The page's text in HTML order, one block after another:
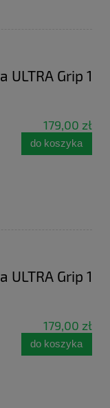
Grip 1
179,00 zł
do koszyka
Grip 1
179,00 zł
do koszyka